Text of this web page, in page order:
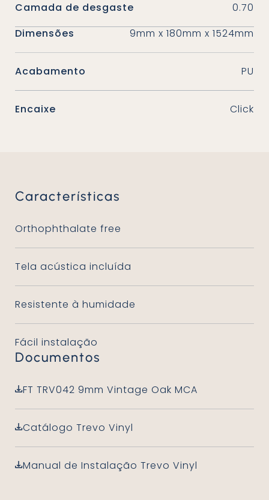
Camada de desgaste
0.70
Dimensões
9mm x 180mm x 1524mm
Acabamento PU
Encaixe Click
Características
Orthophthalate free
Tela acústica incluída
Resistente à humidade
Fácil instalação
Documentos
FT TRV042 9mm Vintage Oak MCA
Catálogo Trevo Vinyl
Manual de Instalação Trevo Vinyl